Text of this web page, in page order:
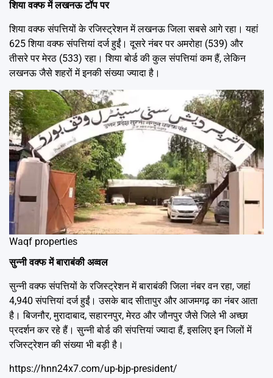
शिया वक्फ में लखनऊ टॉप पर
शिया वक्फ संपत्तियों के रजिस्ट्रेशन में लखनऊ जिला सबसे आगे रहा। यहां
625 शिया वक्फ संपत्तियां दर्ज हुईं। दूसरे नंबर पर अमरोहा (539) और
तीसरे पर मेरठ (533) रहा। शिया बोर्ड की कुल संपत्तियां कम हैं, लेकिन
लखनऊ जैसे शहरों में इनकी संख्या ज्यादा है।
Waqf properties
सुन्नी वक्फ में बाराबंकी अव्वल
सुन्नी वक्फ संपत्तियों के रजिस्ट्रेशन में बाराबंकी जिला नंबर वन रहा, जहां
4,940 संपत्तियां दर्ज हुईं। उसके बाद सीतापुर और आजमगढ़ का नंबर आता
है। बिजनौर, मुरादाबाद, सहारनपुर, मेरठ और जौनपुर जैसे जिले भी अच्छा
प्रदर्शन कर रहे हैं। सुन्नी बोर्ड की संपत्तियां ज्यादा हैं, इसलिए इन जिलों में
रजिस्ट्रेशन की संख्या भी बड़ी है।
https://hnn24x7.com/up-bjp-president/